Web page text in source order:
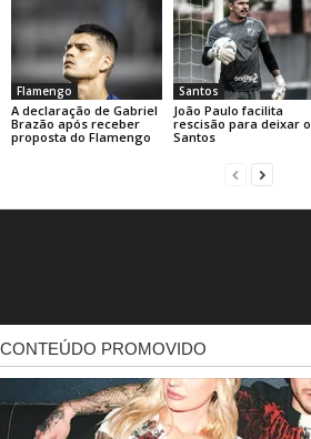
Flamengo
A declaração de Gabriel
Brazão após receber
proposta do Flamengo
Santos
João Paulo facilita
rescisão para deixar o
Santos